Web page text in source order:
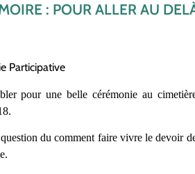
: POUR ALLER AU
Participative
pour une belle cérémonie au
du comment faire vivre le devoir